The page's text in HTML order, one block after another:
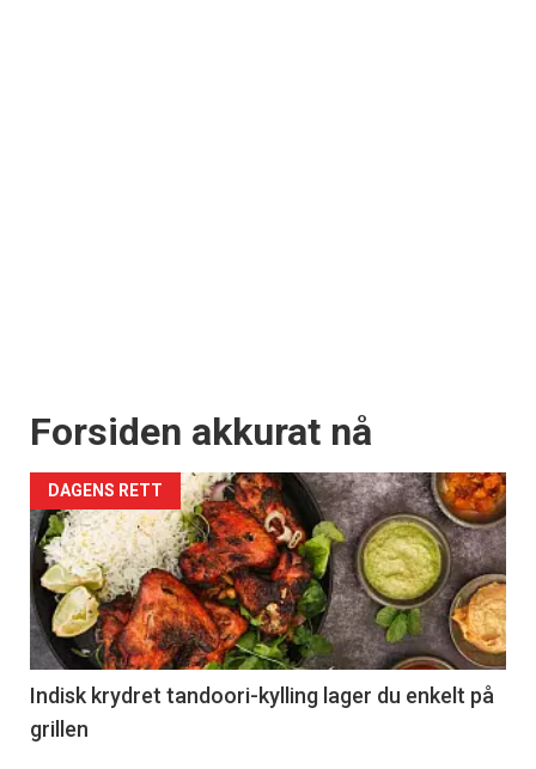
Forsiden akkurat nå
DAGENS RETT
Indisk krydret tandoori-kylling lager du enkelt på
grillen